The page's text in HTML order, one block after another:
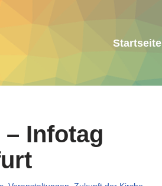
Startseite
Infotag